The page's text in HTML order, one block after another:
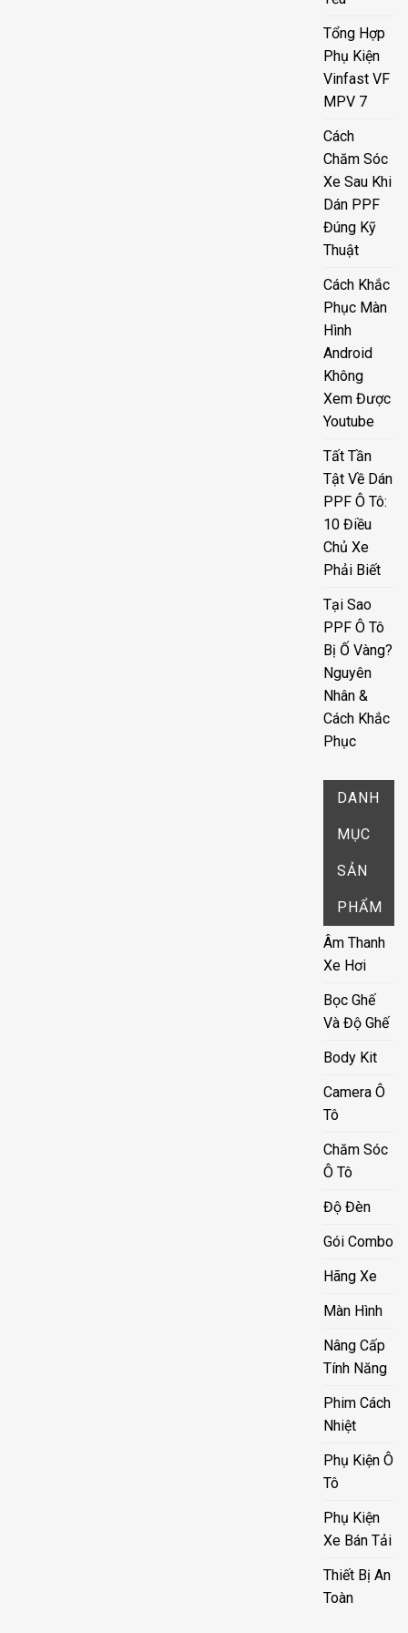
Tổng Hợp
Phụ Kiện
Vinfast VF
MPV 7
Cách
Chăm Sóc
Xe Sau Khi
Dán PPF
Đúng Kỹ
Thuật
Cách Khắc
Phục Màn
Hình
Android
Không
Xem Được
Youtube
Tất Tần
Tật Về Dán
PPF Ô Tô:
10 Điều
Chủ Xe
Phải Biết
Tại Sao
PPF Ô Tô
Bị Ố Vàng?
Nguyên
Nhân &
Cách Khắc
Phục
DANH
MỤC
SẢN
PHẨM
Âm Thanh
Xe Hơi
Bọc Ghế
Và Độ Ghế
Body Kit
Camera Ô
Tô
Chăm Sóc
Ô Tô
Độ Đèn
Gói Combo
Hãng Xe
Màn Hình
Nâng Cấp
Tính Năng
Phim Cách
Nhiệt
Phụ Kiện Ô
Tô
Phụ Kiện
Xe Bán Tải
Thiết Bị An
Toàn